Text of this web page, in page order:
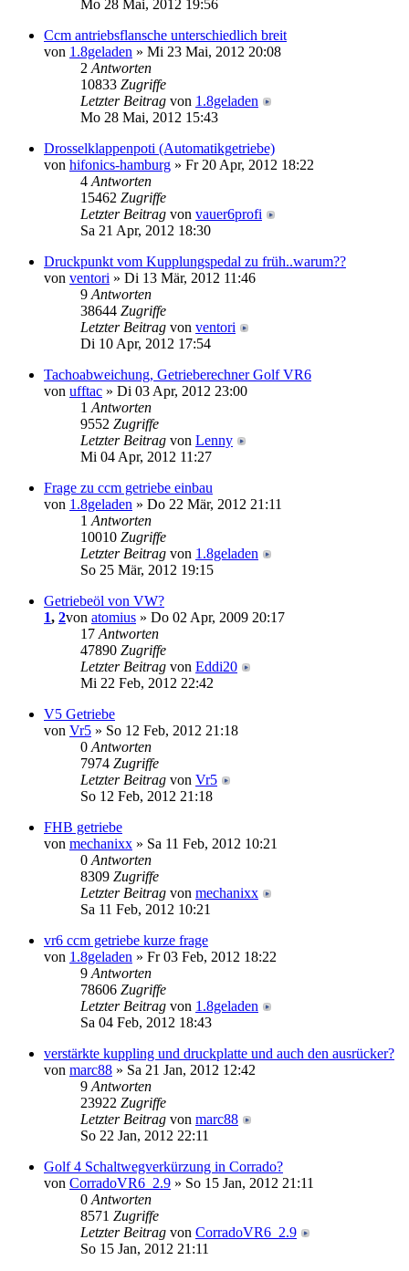
Mo 28 Mai, 2012 19:56
Ccm antriebsflansche unterschiedlich breit
von 1.8geladen » Mi 23 Mai, 2012 20:08
2 Antworten
10833 Zugriffe
Letzter Beitrag von 1.8geladen
Mo 28 Mai, 2012 15:43
Drosselklappenpoti (Automatikgetriebe)
von hifonics-hamburg » Fr 20 Apr, 2012 18:22
4 Antworten
15462 Zugriffe
Letzter Beitrag von vauer6profi
Sa 21 Apr, 2012 18:30
Druckpunkt vom Kupplungspedal zu früh..warum??
von ventori » Di 13 Mär, 2012 11:46
9 Antworten
38644 Zugriffe
Letzter Beitrag von ventori
Di 10 Apr, 2012 17:54
Tachoabweichung, Getrieberechner Golf VR6
von ufftac » Di 03 Apr, 2012 23:00
1 Antworten
9552 Zugriffe
Letzter Beitrag von Lenny
Mi 04 Apr, 2012 11:27
Frage zu ccm getriebe einbau
von 1.8geladen » Do 22 Mär, 2012 21:11
1 Antworten
10010 Zugriffe
Letzter Beitrag von 1.8geladen
So 25 Mär, 2012 19:15
Getriebeöl von VW?
1, 2von atomius » Do 02 Apr, 2009 20:17
17 Antworten
47890 Zugriffe
Letzter Beitrag von Eddi20
Mi 22 Feb, 2012 22:42
V5 Getriebe
von Vr5 » So 12 Feb, 2012 21:18
0 Antworten
7974 Zugriffe
Letzter Beitrag von Vr5
So 12 Feb, 2012 21:18
FHB getriebe
von mechanixx » Sa 11 Feb, 2012 10:21
0 Antworten
8309 Zugriffe
Letzter Beitrag von mechanixx
Sa 11 Feb, 2012 10:21
vr6 ccm getriebe kurze frage
von 1.8geladen » Fr 03 Feb, 2012 18:22
9 Antworten
78606 Zugriffe
Letzter Beitrag von 1.8geladen
Sa 04 Feb, 2012 18:43
verstärkte kuppling und druckplatte und auch den ausrücker?
von marc88 » Sa 21 Jan, 2012 12:42
9 Antworten
23922 Zugriffe
Letzter Beitrag von marc88
So 22 Jan, 2012 22:11
Golf 4 Schaltwegverkürzung in Corrado?
von CorradoVR6_2.9 » So 15 Jan, 2012 21:11
0 Antworten
8571 Zugriffe
Letzter Beitrag von CorradoVR6_2.9
So 15 Jan, 2012 21:11